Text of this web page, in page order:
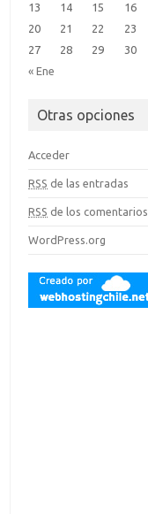
« Ene
13
14 15 16
20
21 22 23
27
28 29 30
Otras opciones
Acceder
RSS de las entradas
RSS de los comentarios
WordPress.org